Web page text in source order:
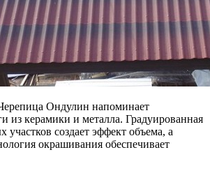
Ондулин напоминает
из керамики и металла. Градуированная
участков создает эффект объема, а
окрашивания обеспечивает